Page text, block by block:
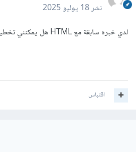
نشر18 يوليو 2025
لدي خبره سابقة مع HTML هل يمكنني تخطيه ؟
اقتباس